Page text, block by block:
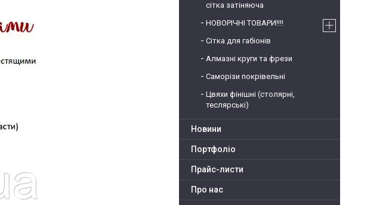
сітка затіняюча
НОВОРІЧНІ ТОВАРИ!!!!
Сітка для габіонів
Алмазні круги та фрези
Саморізи покрівельні
Цвяхи фінішні (столярні,
теслярські)
Новини
Портфоліо
Прайс-листи
Про нас